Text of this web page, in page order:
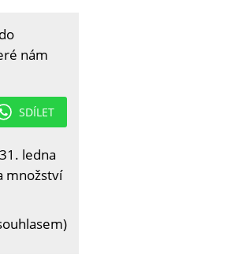
nám
SDÍLET
ledna
množství